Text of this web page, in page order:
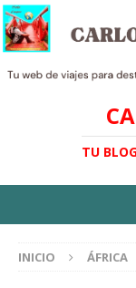
TU
INICIO ÁFRICA